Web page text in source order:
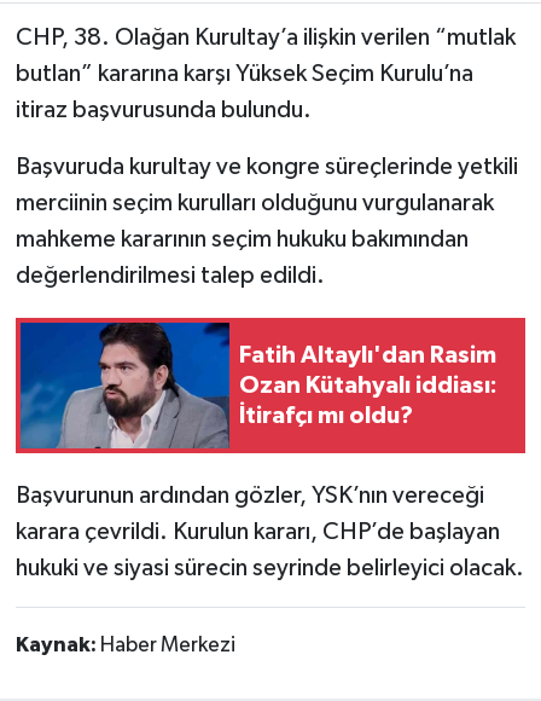
CHP, 38. Olağan Kurultay’a ilişkin verilen “mutlak
butlan” kararına karşı Yüksek Seçim Kurulu’na
itiraz başvurusunda bulundu.
Başvuruda kurultay ve kongre süreçlerinde yetkili
merciinin seçim kurulları olduğunu vurgulanarak
mahkeme kararının seçim hukuku bakımından
değerlendirilmesi talep edildi.
Fatih Altaylı'dan Rasim
Ozan Kütahyalı iddiası:
İtirafçı mı oldu?
Başvurunun ardından gözler, YSK’nın vereceği
karara çevrildi. Kurulun kararı, CHP’de başlayan
hukuki ve siyasi sürecin seyrinde belirleyici olacak.
Kaynak: Haber Merkezi